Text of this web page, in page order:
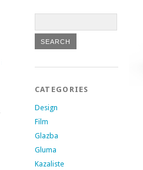
CATEGORIES
Design
Film
Glazba
Gluma
Kazaliste